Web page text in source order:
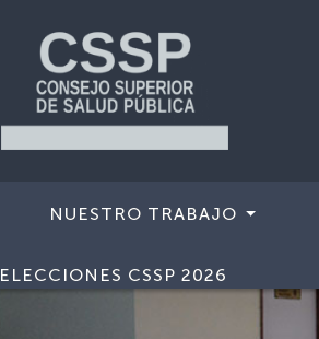
NUESTRO TRABAJO
ELECCIONES CSSP 2026